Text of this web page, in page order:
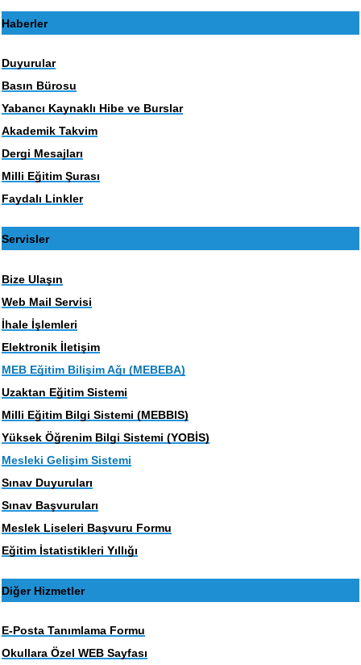
Haberler
Duyurular
Basın Bürosu
Yabancı Kaynaklı Hibe ve Burslar
Akademik Takvim
Dergi Mesajları
Milli Eğitim Şurası
Faydalı Linkler
Servisler
Bize Ulaşın
Web Mail Servisi
İhale İşlemleri
Elektronik İletişim
MEB Eğitim Bilişim Ağı (MEBEBA)
Uzaktan Eğitim Sistemi
Milli Eğitim Bilgi Sistemi (MEBBIS)
Yüksek Öğrenim Bilgi Sistemi (YOBİS)
Mesleki Gelişim Sistemi
Sınav Duyuruları
Sınav Başvuruları
Meslek Liseleri Başvuru Formu
Eğitim İstatistikleri Yıllığı
Diğer Hizmetler
E-Posta Tanımlama Formu
Okullara Özel WEB Sayfası